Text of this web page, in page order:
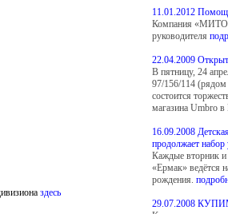
здесь
11.01.2012
Компания
руководителя
22.04.2009
В пятницу, 24
97/156/114
состоится
магазина Umbro в
16.09.2008
продолжает набор
Каждые вторник и
«Ермак» ведётся
рождения.
29.07.2008